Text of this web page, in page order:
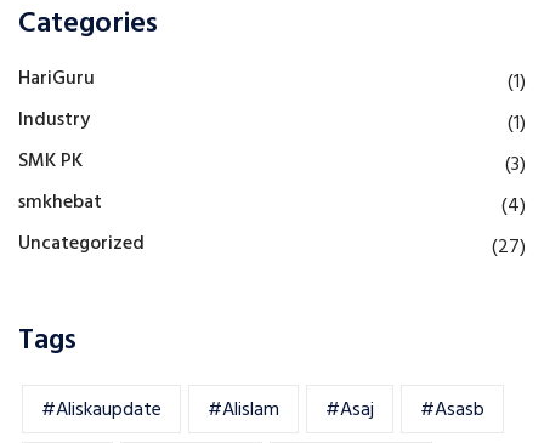
Categories
HariGuru
(1)
Industry
(1)
SMK PK
(3)
smkhebat
(4)
Uncategorized
(27)
Tags
#aliskaupdate #alislam #asaj
#asasb